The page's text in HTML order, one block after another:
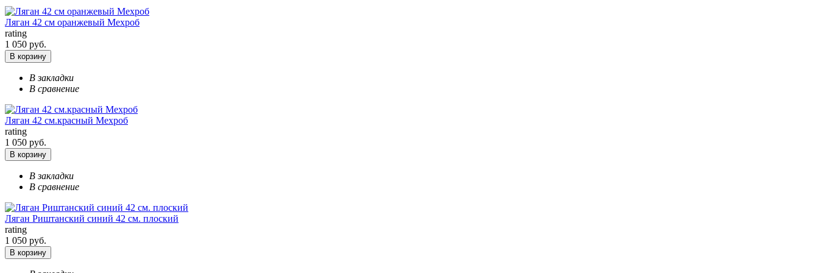
Ляган 42 см оранжевый Мехроб
rating
1 050 руб.
В корзину
В закладки
В сравнение
Ляган 42 см.красный Мехроб
rating
1 050 руб.
В корзину
В закладки
В сравнение
Ляган Риштанский синий 42 см. плоский
rating
1 050 руб.
В корзину